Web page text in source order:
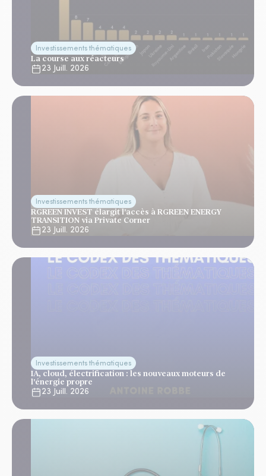
Investissements thématiques
La course aux réacteurs
23 Juill. 2026
Investissements thématiques
RGREEN INVEST élargit l'accès à RGREEN ENERGY
TRANSITION via Private Corner
23 Juill. 2026
Investissements thématiques
IA, cloud, électrification : les nouveaux moteurs de
l'énergie propre
23 Juill. 2026